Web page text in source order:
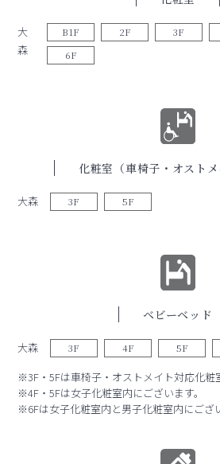
大
森
B1F 2F 3F
6F
化粧室（車椅子・オストメ
大森 3F 5F
ベビーベッド
大森 3F 4F 5F
※3F・5Fは車椅子・オストメイト対応化粧
※4F・5Fは女子化粧室内にございます。
※6Fは女子化粧室内と男子化粧室内にござ